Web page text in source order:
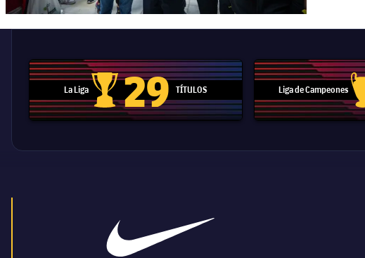
La Liga
Trofeo de La Liga
29 TÍTULOS Liga de Campeones